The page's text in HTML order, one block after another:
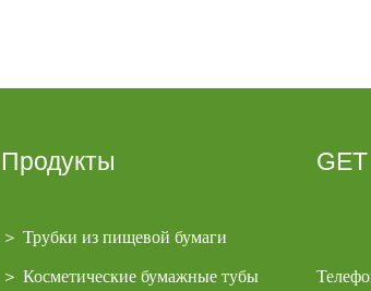
Продукты
＞Трубки из пищевой бумаги
＞ Косметические бумажные тубы